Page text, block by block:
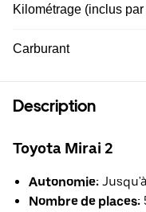
Kilométrage (inclus
Carburant
Description
Toyota Mirai 2
Autonomie:
Nombre de places: